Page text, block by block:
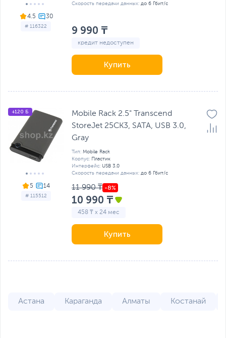
4.5
# 116322
Скорость передачи данных: до 6 Гбит/с
9 990 ₸
кредит недоступен
Купить
5
# 115512
+120 Б
Mobile Rack 2.5" Transcend
StoreJet 25CK3, SATA, USB 3.0,
Gray
Тип: Mobile Rack
Корпус: Пластик
Интерфейс: USB 3.0
Скорость передачи данных: до 6 Гбит/с
11 990 ₸
10 990 ₸
458 ₸ x 24 мес
Купить
Астана Караганда Алматы Костанай